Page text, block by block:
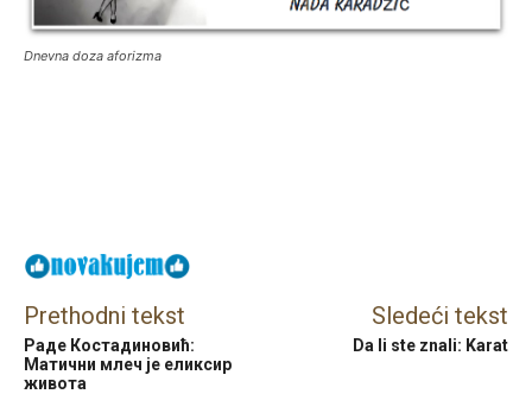
Dnevna doza aforizma
Prethodni tekst
Раде Костадиновић:
Матични млеч је еликсир
живота
Sledeći tekst
Da li ste znali: Karat